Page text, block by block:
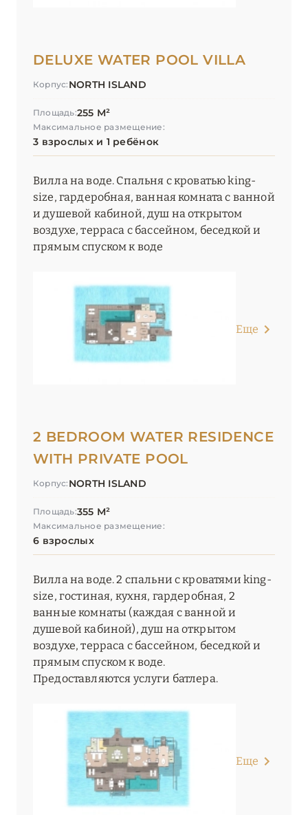
DELUXE WATER POOL VILLA
Корпус: NORTH ISLAND
Площадь:255 М²
Максимальное размещение:
3 взрослых и 1 ребёнок
Вилла на воде. Спальня с кроватью king-
size, гардеробная, ванная комната с ванной
и душевой кабиной, душ на открытом
воздухе, терраса с бассейном, беседкой и
прямым спуском к воде
Еще
2 BEDROOM WATER RESIDENCE
WITH PRIVATE POOL
Корпус: NORTH ISLAND
Площадь:355 М²
Максимальное размещение:
6 взрослых
Вилла на воде. 2 спальни с кроватями king-
size, гостиная, кухня, гардеробная, 2
ванные комнаты (каждая с ванной и
душевой кабиной), душ на открытом
воздухе, терраса с бассейном, беседкой и
прямым спуском к воде.
Предоставляются услуги батлера.
Еще